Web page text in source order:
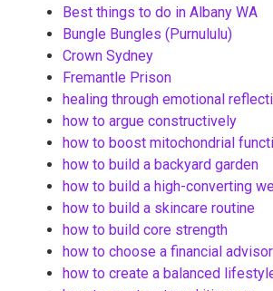
Best things to do in Albany WA
Bungle Bungles (Purnululu)
Crown Sydney
Fremantle Prison
healing through emotional
how to argue constructively
how to boost mitochondrial
how to build a backyard garden
how to build a high-converting
how to build a skincare routine
how to build core strength
how to choose a financial advisor
how to create a balanced